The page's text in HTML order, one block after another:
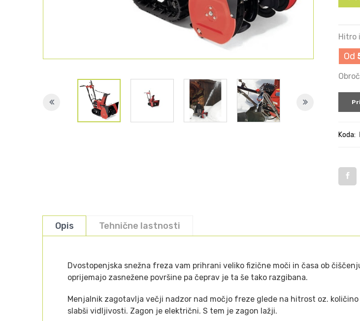
Hitro
Od
Koda:
Opis Tehnične lastnosti
Dvostopenjska snežna freza vam prihrani veliko fizične moči in časa ob
oprijemajo zasnežene površine pa čeprav je ta še tako razgibana.
Menjalnik zagotavlja večji nadzor nad močjo freze glede na hitrost oz.
slabši vidljivosti. Zagon je električni. S tem je zagon lažji.